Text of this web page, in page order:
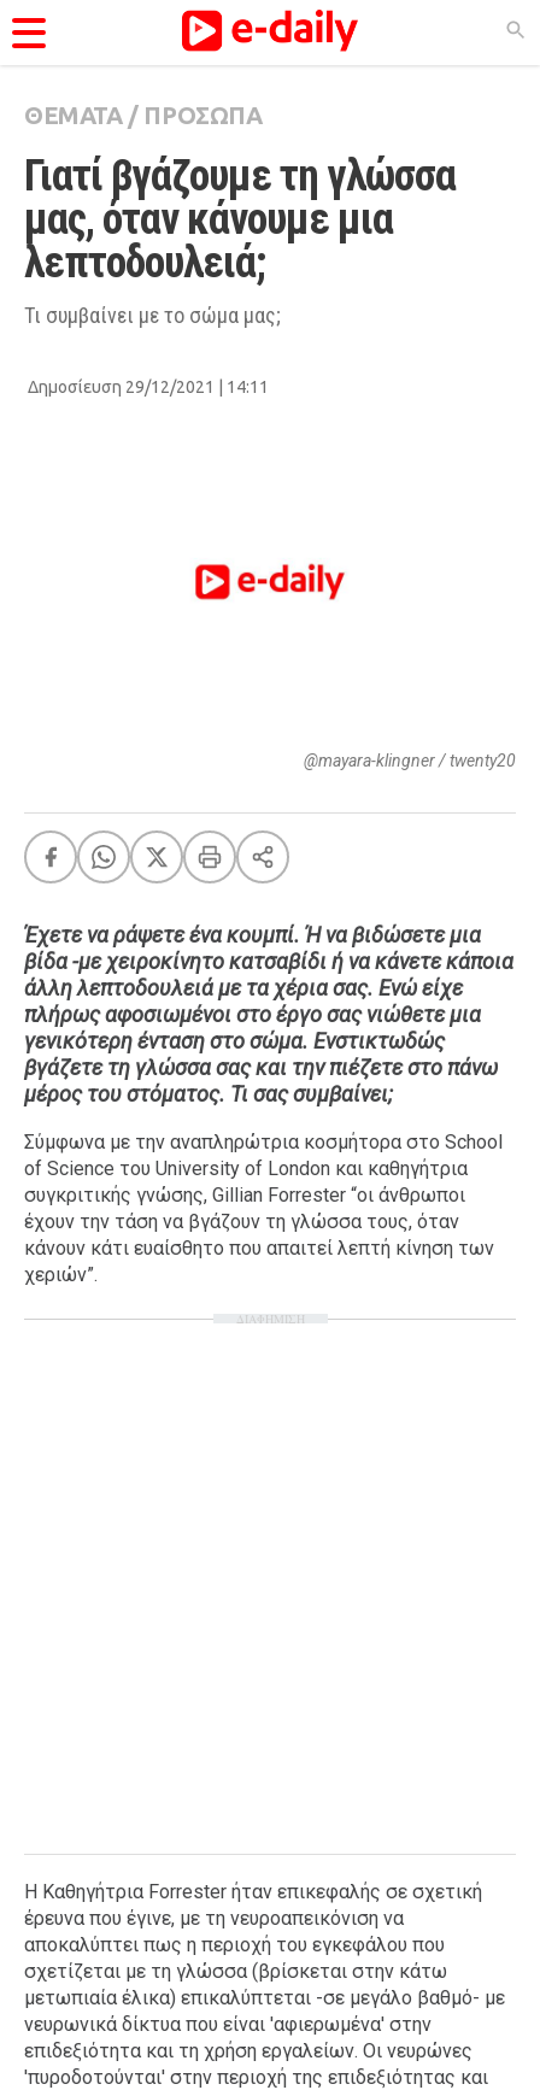
ΚΑΤΗΓΟΡΊΕΣ
Ειδήσεις
Θέματα
Videos
Podcasts
Life
A-List LGBTQI+
LIFE
Food
Body+Mind
Ταξίδια
Σπίτι
Family
Σχέσεις
ΘΕΜΑΤΑ/ ΠΡΟΣΩΠΑ
Γιατί βγάζουμε τη γλώσσα
μας, όταν κάνουμε μια
λεπτοδουλειά;
Τι συμβαίνει με το σώμα μας;
Δημοσίευση 29/12/2021 | 14:11
@mayara-klingner / twenty20
Έχετε να ράψετε ένα κουμπί. Ή να βιδώσετε μια
βίδα -με χειροκίνητο κατσαβίδι ή να κάνετε κάποια
άλλη λεπτοδουλειά με τα χέρια σας. Ενώ είχε
πλήρως αφοσιωμένοι στο έργο σας νιώθετε μια
γενικότερη ένταση στο σώμα. Ενστικτωδώς
βγάζετε τη γλώσσα σας και την πιέζετε στο πάνω
μέρος του στόματος. Τι σας συμβαίνει;
Σύμφωνα με την αναπληρώτρια κοσμήτορα στο School
of Science του University of London και καθηγήτρια
συγκριτικής γνώσης, Gillian Forrester “οι άνθρωποι
έχουν την τάση να βγάζουν τη γλώσσα τους, όταν
κάνουν κάτι ευαίσθητο που απαιτεί λεπτή κίνηση των
χεριών”.
ΔΙΑΦΗΜΙΣΗ
Η Καθηγήτρια Forrester ήταν επικεφαλής σε σχετική
έρευνα που έγινε, με τη νευροαπεικόνιση να
αποκαλύπτει πως η περιοχή του εγκεφάλου που
σχετίζεται με τη γλώσσα (βρίσκεται στην κάτω
μετωπιαία έλικα) επικαλύπτεται -σε μεγάλο βαθμό- με
νευρωνικά δίκτυα που είναι 'αφιερωμένα' στην
επιδεξιότητα και τη χρήση εργαλείων. Οι νευρώνες
'πυροδοτούνται' στην περιοχή της επιδεξιότητας και